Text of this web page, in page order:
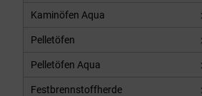
Kaminöfen Aqua
Pelletöfen
Pelletöfen Aqua
Festbrennstoffherde